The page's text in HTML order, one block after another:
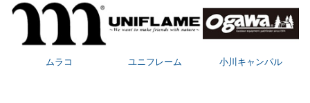
ムラコ ユニフレーム 小川キャンパル